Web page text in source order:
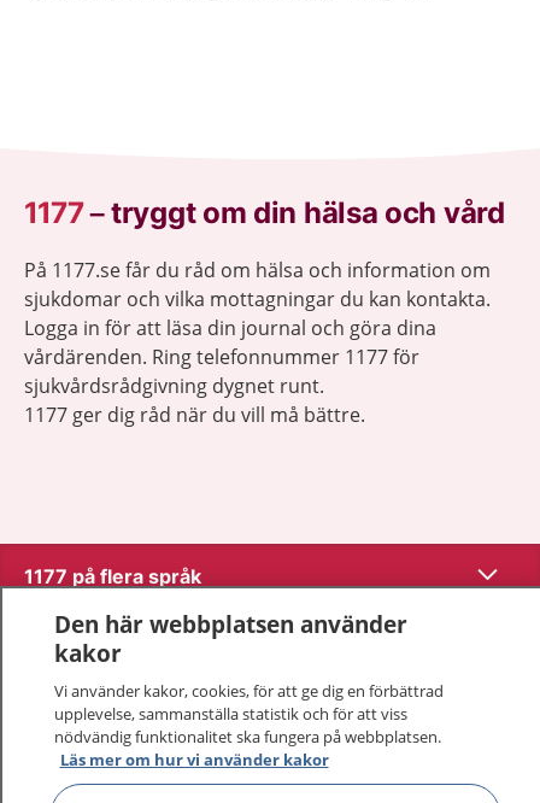
1177–tryggt om din hälsa och vård
På 1177.se får du råd om hälsa och information om
sjukdomar och vilka mottagningar du kan kontakta.
Logga in för att läsa din journal och göra dina
vårdärenden. Ring telefonnummer 1177 för
sjukvårdsrådgivning dygnet runt.
1177 ger dig råd när du vill må bättre.
1177 på flera språk Show
Om 1177
Kontakt
Behandling av personuppgifter
Den här webbplatsen använder
kakor
Vi använder kakor, cookies, för att ge dig en förbättrad
upplevelse, sammanställa statistik och för att viss
nödvändig funktionalitet ska fungera på webbplatsen.
Läs mer om hur vi använder kakor